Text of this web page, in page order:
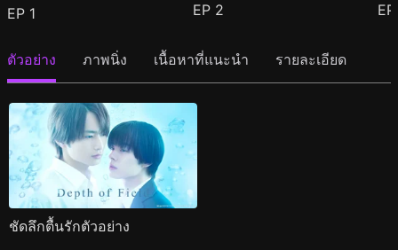
EP 1 EP 2
ตัวอย่าง ภาพนิ่ง เนื้อหาที่แนะนำ รายละเอียด
ชัดลึกตื้นรักตัวอย่าง